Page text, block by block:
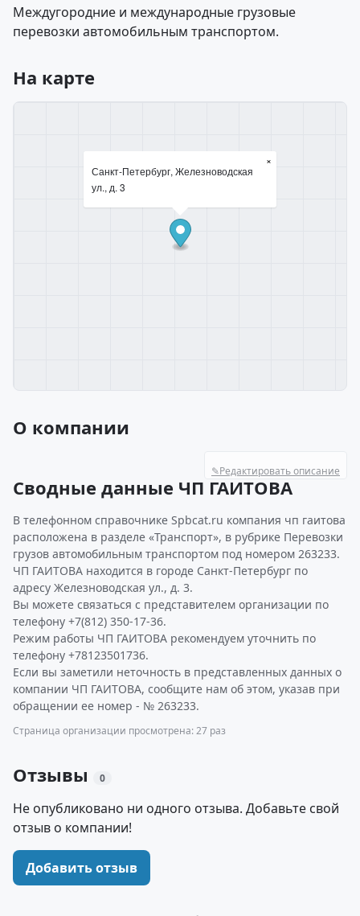
Междугородние и международные грузовые
перевозки автомобильным транспортом.
На карте
Санкт-Петербург, Железноводская
ул., д. 3
×
О компании
✎Редактировать описание
Сводные данные ЧП ГАИТОВА
В телефонном справочнике Spbcat.ru компания чп гаитова
расположена в разделе «Транспорт», в рубрике Перевозки
грузов автомобильным транспортом под номером 263233.
ЧП ГАИТОВА находится в городе Санкт-Петербург по
адресу Железноводская ул., д. 3.
Вы можете связаться с представителем организации по
телефону +7(812) 350-17-36.
Режим работы ЧП ГАИТОВА рекомендуем уточнить по
телефону +78123501736.
Если вы заметили неточность в представленных данных о
компании ЧП ГАИТОВА, сообщите нам об этом, указав при
обращении ее номер - № 263233.
Страница организации просмотрена: 27 раз
Отзывы 0
Не опубликовано ни одного отзыва. Добавьте свой
отзыв о компании!
Добавить отзыв